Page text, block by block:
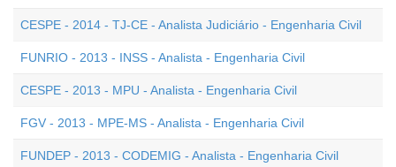
CESPE - 2014 - TJ-CE - Analista Judiciário - Engenharia Civil
FUNRIO - 2013 - INSS - Analista - Engenharia Civil
CESPE - 2013 - MPU - Analista - Engenharia Civil
FGV - 2013 - MPE-MS - Analista - Engenharia Civil
FUNDEP - 2013 - CODEMIG - Analista - Engenharia Civil